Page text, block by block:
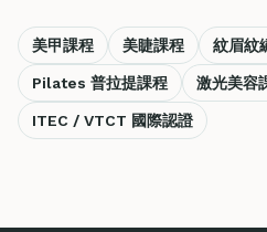
美甲課程 美睫課程 紋眉紋
Pilates 普拉提課程 激光美容
ITEC / VTCT 國際認證